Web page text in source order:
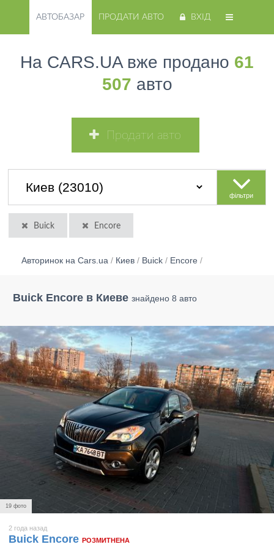
АВТОБАЗАР ПРОДАТИ АВТО ВХІД
На CARS.UA вже продано 61
507 авто
Продати авто
фільтри
Buick Encore
Авторинок на Cars.ua / Киев / Buick / Encore /
Buick Encore в Киеве знайдено 8 авто
19 фото
2 года назад
Buick Encore РОЗМИТНЕНА